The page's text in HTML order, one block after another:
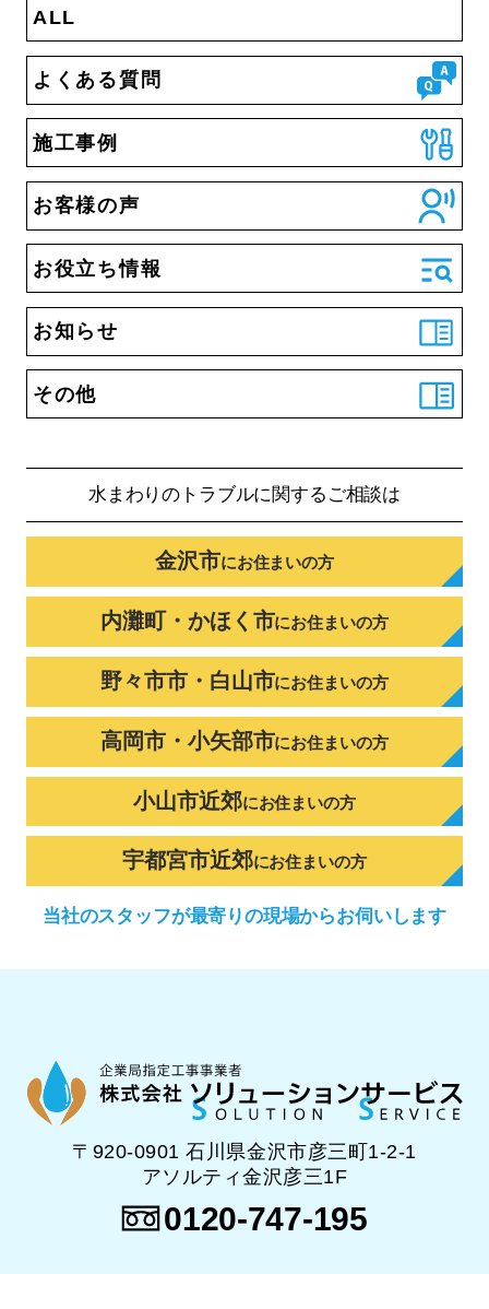
ALL
よくある質問
施工事例
お客様の声
お役立ち情報
お知らせ
その他
水まわりのトラブルに関するご相談は
金沢市にお住まいの方
内灘町・かほく市にお住まいの方
野々市市・白山市にお住まいの方
高岡市・小矢部市にお住まいの方
小山市近郊にお住まいの方
宇都宮市近郊にお住まいの方
当社のスタッフが最寄りの現場からお伺いします
〒920-0901 石川県金沢市彦三町1-2-1
アソルティ金沢彦三1F
0120-747-195